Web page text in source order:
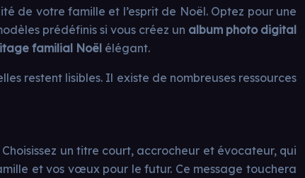
de votre famille et l’esprit de Noël. Optez pour une
prédéfinis si vous créez un album photo digital
familial Noël élégant.
restent lisibles. Il existe de nombreuses ressources
un titre court, accrocheur et évocateur, qui
et vos vœux pour le futur. Ce message touchera